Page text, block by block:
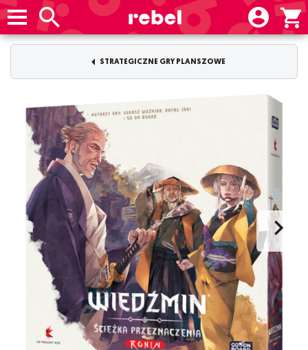
STRATEGICZNE GRY PLANSZOWE